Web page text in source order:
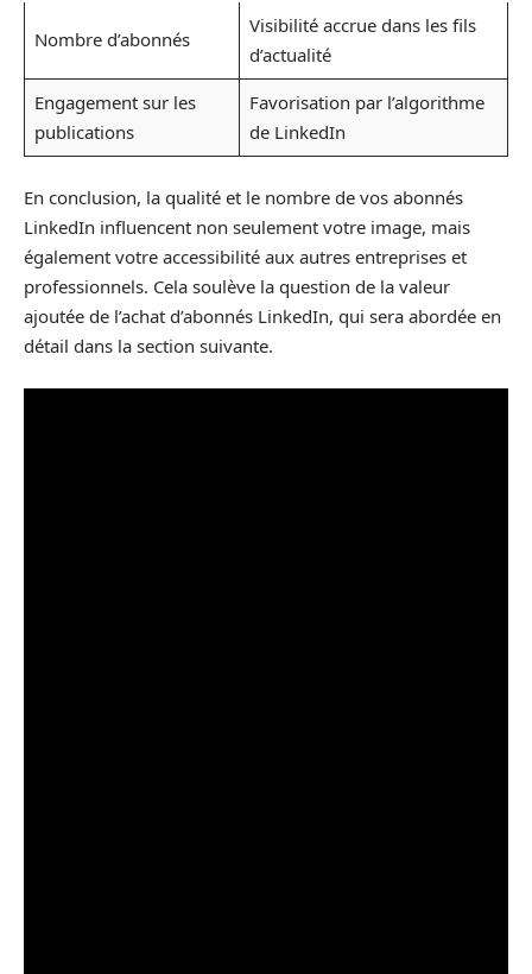
Nombre d’abonnés
Visibilité accrue dans les fils
d’actualité
Engagement sur les
publications
Favorisation par l’algorithme
de LinkedIn
En conclusion, la qualité et le nombre de vos abonnés
LinkedIn influencent non seulement votre image, mais
également votre accessibilité aux autres entreprises et
professionnels. Cela soulève la question de la valeur
ajoutée de l’achat d’abonnés LinkedIn, qui sera abordée en
détail dans la section suivante.